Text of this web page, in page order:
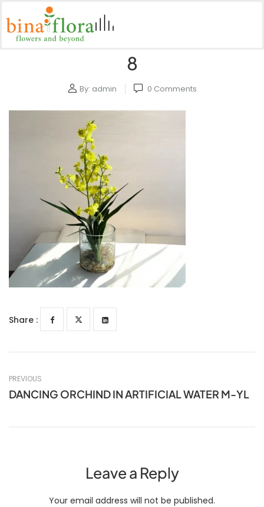
8
By: admin 0 Comments
Share :
PREVIOUS
DANCING ORCHIND IN ARTIFICIAL WATER M-YL
Leave a Reply
Your email address will not be published.